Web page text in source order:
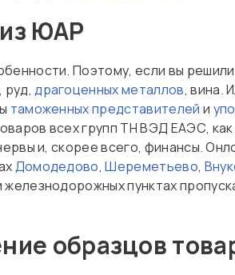
ЮАР
Поэтому, если вы
, руд,драгоценных металлов, вина.
таможенных представителей и
всех групп ТН ВЭД ЕАЭС, как
и, скорее всего, финансы.
Домодедово,Шереметьево,
пунктах
образцов